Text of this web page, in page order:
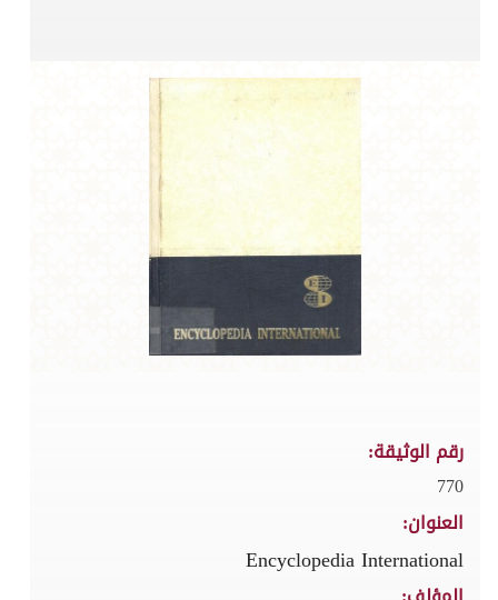
رقم الوثيقة:
770
العنوان:
Encyclopedia International